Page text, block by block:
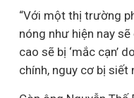
“Với một thị trường
nóng như hiện nay
cao sẽ bị ‘mắc cạn’
chính, nguy cơ bị siết